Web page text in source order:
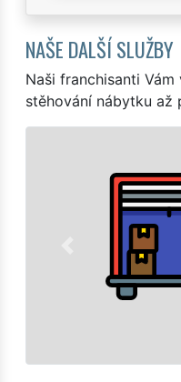
NAŠE DALŠÍ SLUŽBY
Naši franchisanti
stěhování nábytku až
- STĚHOVACÍ
síť EXTRA STĚHOVÁNÍ
Cítolibech.
NON-STOP 24 hodin
obchodní